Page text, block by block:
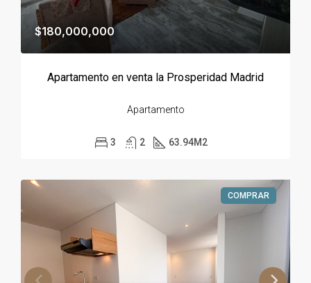
$180,000,000
Apartamento en venta la Prosperidad Madrid
Apartamento
3 2 63.94M2
COMPRAR